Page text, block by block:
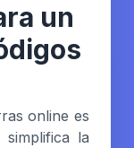
un
online es
simplifica la